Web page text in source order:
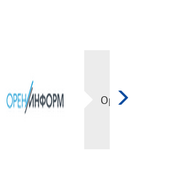
Независимая
оценка